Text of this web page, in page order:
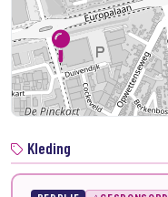
Kleding